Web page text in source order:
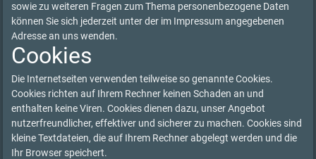
sowie zu weiteren Fragen zum Thema personenbezogene Daten
können Sie sich jederzeit unter der im Impressum angegebenen
Adresse an uns wenden.
Cookies
Die Internetseiten verwenden teilweise so genannte Cookies.
Cookies richten auf Ihrem Rechner keinen Schaden an und
enthalten keine Viren. Cookies dienen dazu, unser Angebot
nutzerfreundlicher, effektiver und sicherer zu machen. Cookies sind
kleine Textdateien, die auf Ihrem Rechner abgelegt werden und die
Ihr Browser speichert.